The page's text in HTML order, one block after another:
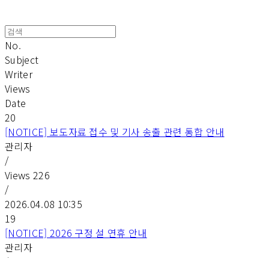
No.
Subject
Writer
Views
Date
20
[NOTICE] 보도자료 접수 및 기사 송출 관련 통합 안내
관리자
/
Views 226
/
2026.04.08 10:35
19
[NOTICE] 2026 구정 설 연휴 안내
관리자